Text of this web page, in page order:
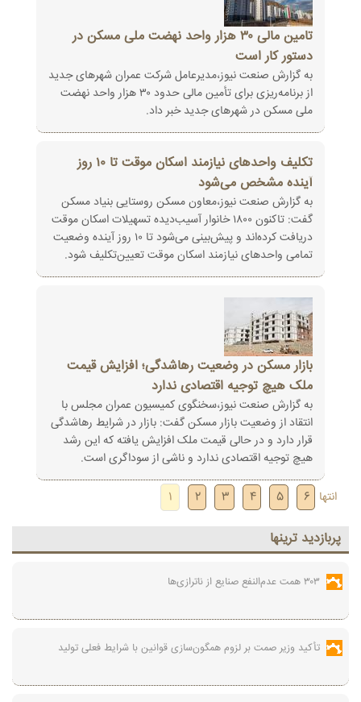
تامین مالی ۳۰ هزار واحد نهضت ملی مسکن در
دستور کار است
به گزارش صنعت نیوز،مدیرعامل شرکت عمران شهرهای جدید
از برنامه‌ریزی برای تأمین مالی حدود ۳۰ هزار واحد نهضت
ملی مسکن در شهرهای جدید خبر داد.
تکلیف واحدهای نیازمند اسکان موقت تا ۱۰ روز
آینده مشخص می‌شود
به گزارش صنعت نیوز،معاون مسکن روستایی بنیاد مسکن
گفت: تاکنون ۱۸۰۰ خانوار آسیب‌دیده تسهیلات اسکان موقت
دریافت کرده‌اند و پیش‌بینی می‌شود تا ۱۰ روز آینده وضعیت
تمامی واحدهای نیازمند اسکان موقت تعیین‌تکلیف شود.
بازار مسکن در وضعیت رهاشدگی؛ افزایش قیمت
ملک هیچ توجیه اقتصادی ندارد
به گزارش صنعت نیوز،سخنگوی کمیسیون عمران مجلس با
انتقاد از وضعیت بازار مسکن گفت: بازار در شرایط رهاشدگی
قرار دارد و در حالی قیمت ملک افزایش یافته که این رشد
هیچ توجیه اقتصادی ندارد و ناشی از سوداگری است.
انتها 1 2 3 4 5 6
پربازديد ترينها
۳۰۳ همت عدم‌النفع صنایع از ناترازی‌ها
تأکید وزیر صمت بر لزوم همگون‌سازی قوانین با شرایط فعلی تولید